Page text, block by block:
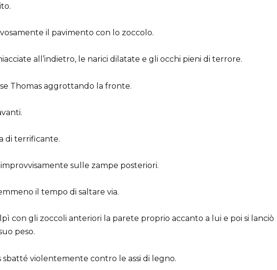
il pavimento con lo zoccolo.
all’indietro, le narici dilatate e gli occhi pieni di terrore.
Thomas aggrottando la fronte.
di terrificante.
sulle zampe posteriori.
il tempo di saltare via.
con gli zoccoli anteriori la parete proprio accanto a lui e poi si lanciò
peso.
sbatté violentemente contro le assi di legno.